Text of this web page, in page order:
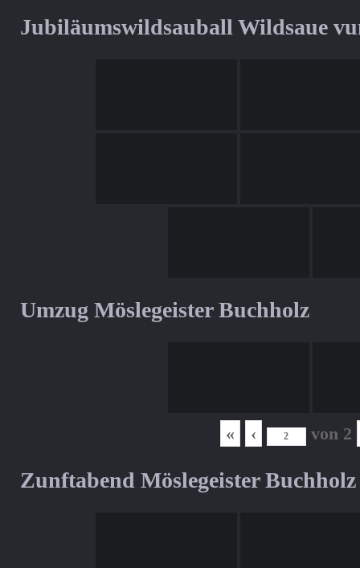
Jubiläumswildsauball Wildsaue
Umzug Möslegeister Buchholz
« ‹ von 2
Zunftabend Möslegeister Buchholz